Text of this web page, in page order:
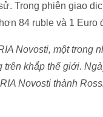
Trong phiên giao
84 ruble và 1 Euro
Novosti, một trong
khắp thế giới.
Novosti thành